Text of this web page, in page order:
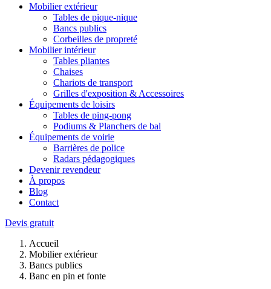
Mobilier extérieur
Tables de pique-nique
Bancs publics
Corbeilles de propreté
Mobilier intérieur
Tables pliantes
Chaises
Chariots de transport
Grilles d'exposition & Accessoires
Équipements de loisirs
Tables de ping-pong
Podiums & Planchers de bal
Équipements de voirie
Barrières de police
Radars pédagogiques
Devenir revendeur
À propos
Blog
Contact
Devis gratuit
Accueil
Mobilier extérieur
Bancs publics
Banc en pin et fonte